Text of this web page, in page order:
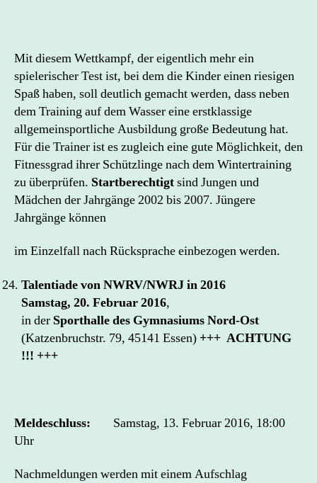
Mit diesem Wettkampf, der eigentlich mehr ein
spielerischer Test ist, bei dem die Kinder einen riesigen
Spaß haben, soll deutlich gemacht werden, dass neben
dem Training auf dem Wasser eine erstklassige
allgemeinsportliche Ausbildung große Bedeutung hat.
Für die Trainer ist es zugleich eine gute Möglichkeit, den
Fitnessgrad ihrer Schützlinge nach dem Wintertraining
zu überprüfen. Startberechtigtsind Jungen und
Mädchen der Jahrgänge 2002 bis 2007. Jüngere
Jahrgänge können
im Einzelfall nach Rücksprache einbezogen werden.
Talentiade von NWRV/NWRJ in 2016
Samstag, 20. Februar 2016,
in der Sporthalle des Gymnasiums Nord-Ost
(Katzenbruchstr. 79, 45141 Essen) +++ ACHTUNG
!!! +++
Meldeschluss: Samstag, 13. Februar 2016, 18:00
Uhr
Nachmeldungen werden mit einem Aufschlag